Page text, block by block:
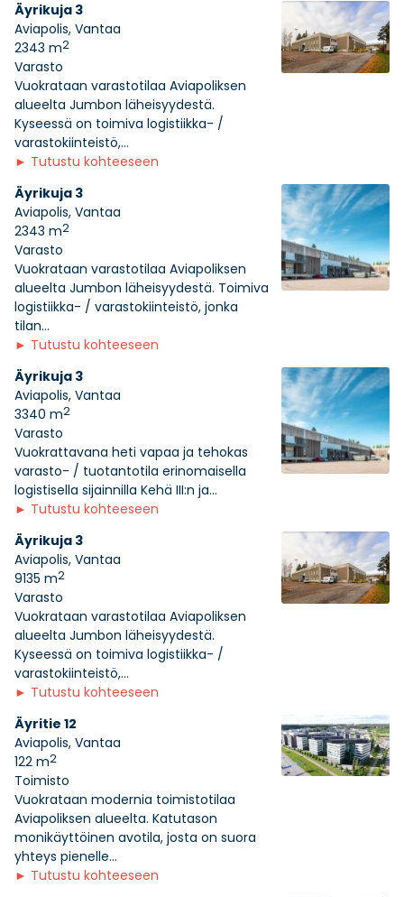
Äyrikuja 3
Aviapolis, Vantaa
2343 m2
Varasto
Vuokrataan varastotilaa Aviapoliksen
alueelta Jumbon läheisyydestä.
Kyseessä on toimiva logistiikka- /
varastokiinteistö,...
► Tutustu kohteeseen
Äyrikuja 3
Aviapolis, Vantaa
2343 m2
Varasto
Vuokrataan varastotilaa Aviapoliksen
alueelta Jumbon läheisyydestä. Toimiva
logistiikka- / varastokiinteistö, jonka
tilan...
► Tutustu kohteeseen
Äyrikuja 3
Aviapolis, Vantaa
3340 m2
Varasto
Vuokrattavana heti vapaa ja tehokas
varasto- / tuotantotila erinomaisella
logistisella sijainnilla Kehä III:n ja...
► Tutustu kohteeseen
Äyrikuja 3
Aviapolis, Vantaa
9135 m2
Varasto
Vuokrataan varastotilaa Aviapoliksen
alueelta Jumbon läheisyydestä.
Kyseessä on toimiva logistiikka- /
varastokiinteistö,...
► Tutustu kohteeseen
Äyritie 12
Aviapolis, Vantaa
122 m2
Toimisto
Vuokrataan modernia toimistotilaa
Aviapoliksen alueelta. Katutason
monikäyttöinen avotila, josta on suora
yhteys pienelle...
► Tutustu kohteeseen